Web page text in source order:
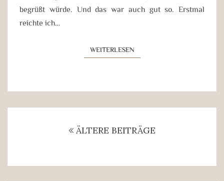
begrüßt würde. Und das war auch gut so. Erstmal
reichte ich…
WEITERLESENWEITERLESEN
ÄLTERE BEITRÄGE